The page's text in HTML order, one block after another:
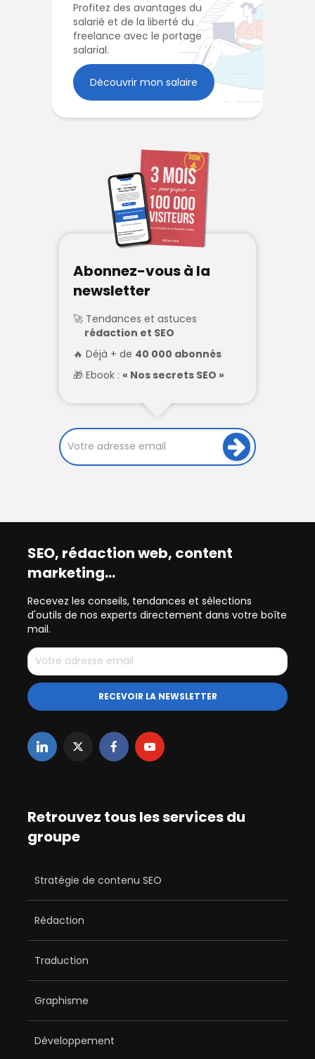
Profitez des avantages du
salarié et de la liberté du
freelance avec le portage
salarial.
Découvrir mon salaire
Abonnez-vous à la
newsletter
Tendances et astuces
rédaction et SEO
Déjà + de 40 000 abonnés
Ebook : « Nos secrets SEO »
SEO, rédaction web, content
marketing…
Recevez les conseils, tendances et sélections
d'outils de nos experts directement dans votre boîte
mail.
Retrouvez tous les services du
groupe
Stratégie de contenu SEO
Rédaction
Traduction
Graphisme
Développement